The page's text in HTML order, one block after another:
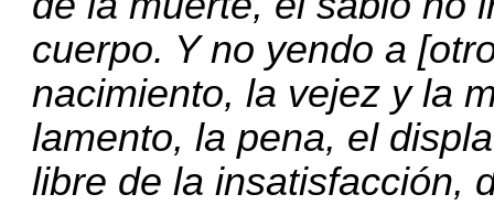
cuerpo. Y no yendo a
nacimiento, la vejez y la
lamento, la pena, el
libre de la insatisfacción,